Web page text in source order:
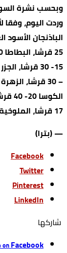
وبحسب نشرة
وردت اليوم،
17 قرشا، الملوخية 30- 50 قرشا، والموز البلدي 50 -85 قرشا.
— (بترا)
Facebook
Twitter
Pinterest
LinkedIn
‫‫ شاركها‬
onFacebook